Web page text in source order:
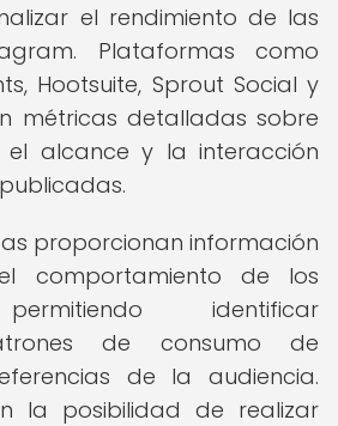
el rendimiento de las
Plataformas como
Hootsuite, Sprout Social y
métricas detalladas sobre
el alcance y la interacción
proporcionan información
comportamiento de los
identificar
de consumo de
de la audiencia.
la posibilidad de realizar